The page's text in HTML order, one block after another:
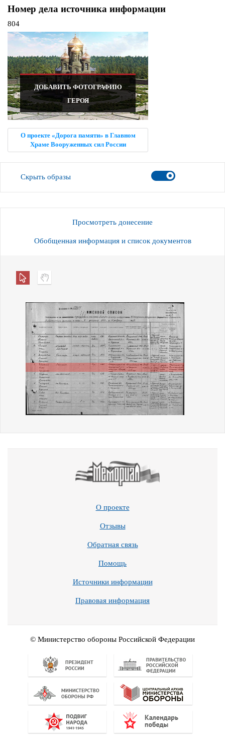
Номер дела источника информации
804
ДОБАВИТЬ ФОТОГРАФИЮ
ГЕРОЯ
О проекте «Дорога памяти» в Главном
Храме Вооруженных сил России
Скрыть образы
Просмотреть донесение
Обобщенная информация и список документов
О проекте
Отзывы
Обратная связь
Помощь
Источники информации
Правовая информация
© Министерство обороны Российской Федерации